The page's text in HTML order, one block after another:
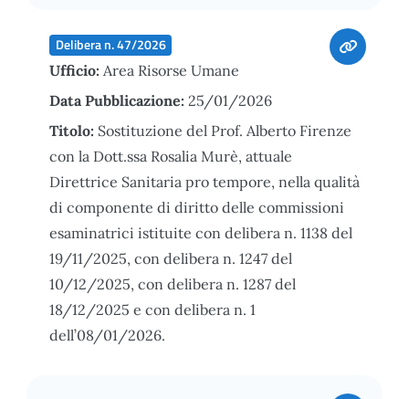
Delibera n. 47/2026
Ufficio: Area Risorse Umane
Data Pubblicazione: 25/01/2026
Titolo: Sostituzione del Prof. Alberto Firenze
con la Dott.ssa Rosalia Murè, attuale
Direttrice Sanitaria pro tempore, nella qualità
di componente di diritto delle commissioni
esaminatrici istituite con delibera n. 1138 del
19/11/2025, con delibera n. 1247 del
10/12/2025, con delibera n. 1287 del
18/12/2025 e con delibera n. 1
dell’08/01/2026.